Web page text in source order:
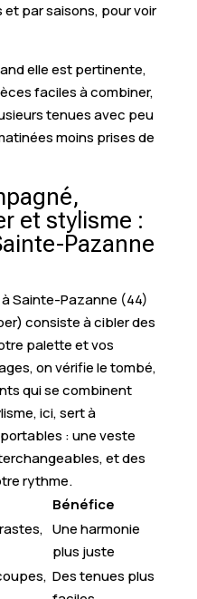
par saisons, pour voir
elle est pertinente,
faciles à combiner,
tenues avec peu
moins prises de
et stylisme :
Pazanne
Sainte-Pazanne (44)
consiste à cibler des
palette et vos
on vérifie le tombé,
qui se combinent
ici, sert à
: une veste
et des
rythme.
Bénéfice
Une harmonie
plus juste
Des tenues plus